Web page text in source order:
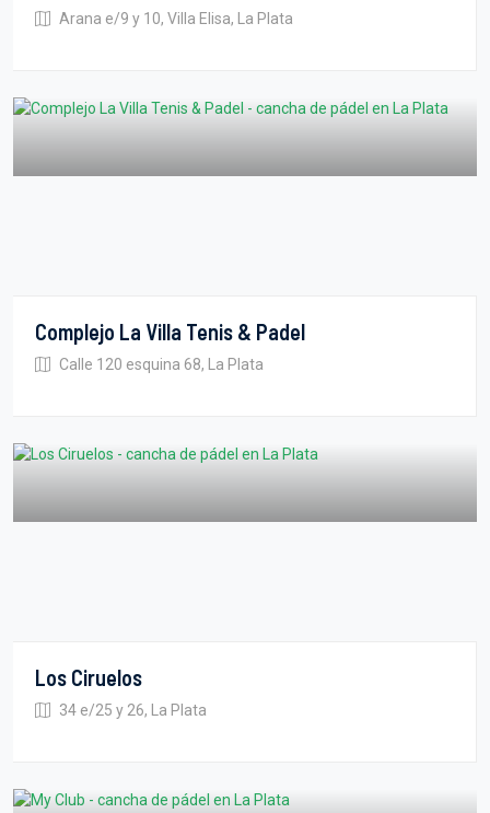
Arana e/9 y 10, Villa Elisa, La Plata
Complejo La Villa Tenis & Padel
Calle 120 esquina 68, La Plata
Los Ciruelos
34 e/25 y 26, La Plata